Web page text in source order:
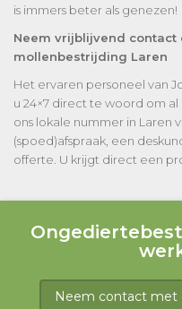
is immers beter als genezen!
Neem vrijblijvend contact
mollenbestrijding Laren
Het ervaren personeel van
u 24×7 direct te woord om
ons lokale nummer in Laren
(spoed)afspraak, een
offerte. U krijgt direct een
Neem contact met